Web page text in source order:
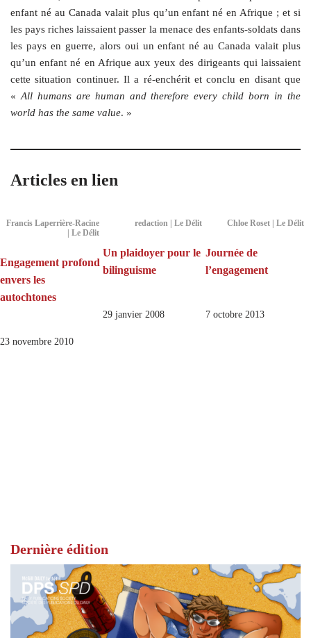
enfant né au Canada valait plus qu’un enfant né en Afrique ; et si
les pays riches laissaient passer la menace des enfants-soldats dans
les pays en guerre, alors oui un enfant né au Canada valait plus
qu’un enfant né en Afrique aux yeux des dirigeants qui laissaient
cette situation continuer. Il a ré-enchérit et conclu en disant que
« All humans are human and therefore every child born in the
world has the same value. »
Articles en lien
Francis Laperrière-Racine
| Le Délit
Engagement profond
envers les
autochtones
23 novembre 2010
redaction | Le Délit
Un plaidoyer pour le
bilinguisme
29 janvier 2008
Chloe Roset | Le Délit
Journée de
l’engagement
7 octobre 2013
Dernière édition